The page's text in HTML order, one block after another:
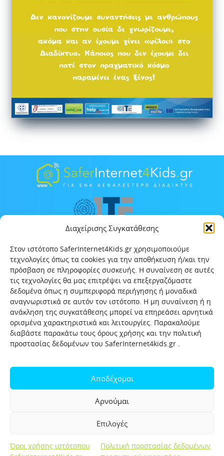
Διαχείρισης Συγκατάθεσης
Στον ιστότοπο SaferInternet4Kids.gr χρησιμοποιούμε
τεχνολογίες όπως τα cookies για την αποθήκευση ή/και την
πρόσβαση σε πληροφορίες συσκευής. Η συναίνεση σε αυτές
τις τεχνολογίες θα μας επιτρέψει να επεξεργαζόμαστε
δεδομένα όπως η συμπεριφορά περιήγησης ή μοναδικά
αναγνωριστικά σε αυτόν τον ιστότοπο. Η μη συναίνεση ή η
ανάκληση της συγκατάθεσης μπορεί να επηρεάσει αρνητικά
ορισμένα χαρακτηριστικά και λειτουργίες. Παρακαλούμε
διαβάστε παρακάτω τους όρους χρήσης και την πολιτική
προστασίας δεδομένων του SaferInternet4kids.gr .
Αποδέχομαι
Αρνούμαι
Επιλογές
Όροι χρήσης ιστότοπου Πολιτική προστασίας δεδομένων
Πολιτική προστασίας δεδομένων
Πολιτική Προστασίας Παιδιών και Εφήβων
Όροι χρήσης
Help-Line
Σελίδα αναφορών για παιδιά